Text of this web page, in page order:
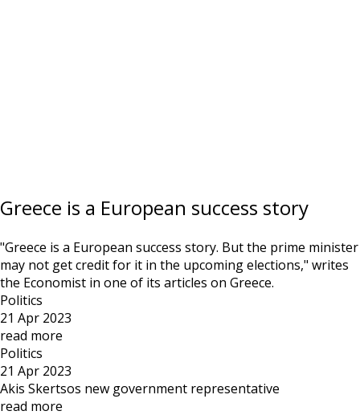
Greece is a European success story
"Greece is a European success story. But the prime minister
may not get credit for it in the upcoming elections," writes
the Economist in one of its articles on Greece.
Politics
21 Apr 2023
read more
Politics
21 Apr 2023
Akis Skertsos new government representative
read more